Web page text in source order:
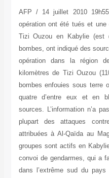
AFP /
Tizi
convoi
dans